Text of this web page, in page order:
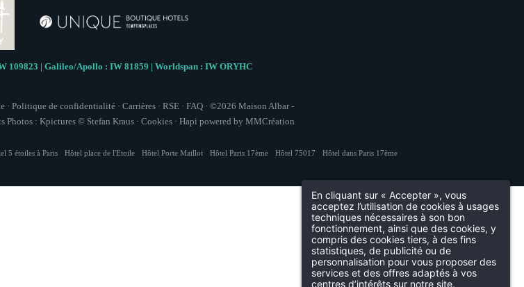
109823 | Galileo/Apollo : IW 81859 | Worldspan : IW ORYHC
·Politique de confidentialité ·Carrières ·RSE ·FAQ · ©2026Maison Albar -
Photos : Kpictures © Stefan Kraus · Cookies· Hapi powered by MMCréation
5 étoiles à Paris Hôtel place de l'Etoile Hôtel Porte Maillot Hôtel Paris 17ème Hôtel 75017 Hôtel dans Paris 17ème
Hôtel
Chambres
Suites
traitement. Vous pouvez vous opposer au traitement des données vous concernant et disposez du droit de retirer
votre consentement à tout moment en nous contactant directement. Vous avez la possibilité d'introduire une
En cliquant sur « Accepter », vous
acceptez l’utilisation de cookies à usages
techniques nécessaires à son bon
fonctionnement, ainsi que des cookies, y
compris des cookies tiers, à des fins
statistiques, de publicité ou de
personnalisation pour vous proposer des
services et des offres adaptés à vos
centres d’intérêts sur notre site.